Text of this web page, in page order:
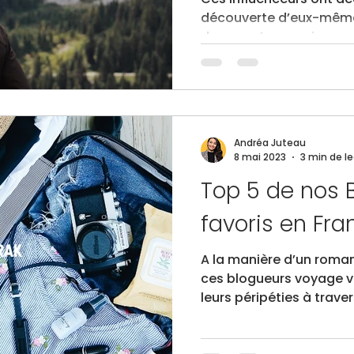
découverte d’eux-
des aventures uniques
communauté. Une
voyage où on se
comme si on y était
solo, d’autres nous
dans leurs aventures.
secrètement leur auda
Top 5 de nos
favoris en
A la manière d’un
ces blogueurs voyage
leurs péripéties à
permettent de
Andréa Juteau
8 mai 2023
3 min de